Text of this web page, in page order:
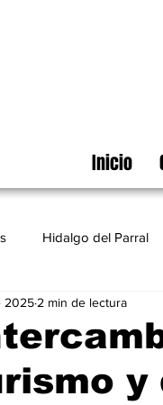
Inicio
Hidalgo del Parral
México Turismo
y
2025 2 min de lectura